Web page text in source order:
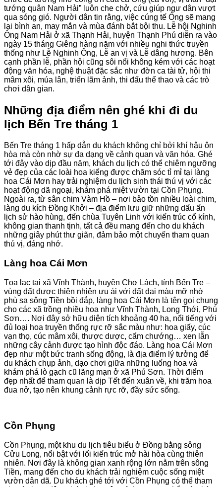
tướng quân Nam Hải” luôn che chở, cứu giúp ngư dân vượt
qua sóng gió. Người dân tin rằng, việc cúng tế Ông sẽ mang
lại bình an, may mắn và mùa đánh bắt bội thu. Lễ hội Nghinh
Ông Nam Hải ở xã Thạnh Hải, huyện Thạnh Phú diễn ra vào
ngày 15 tháng Giêng hàng năm với nhiều nghi thức truyền
thống như Lễ Nghinh Ông, Lễ an vị và Lễ dâng hương. Bên
cạnh phần lễ, phần hội cũng sôi nổi không kém với các hoạt
động văn hóa, nghệ thuật đặc sắc như đờn ca tài tử, hội thi
mâm xôi, múa lân, triển lãm ảnh, thi đấu thể thao và các trò
chơi dân gian.
Những địa điểm nên ghé khi đi du
lịch Bến Tre tháng 1
Bến Tre tháng 1 hấp dẫn du khách không chỉ bởi khí hậu ôn
hòa mà còn nhờ sự đa dạng về cảnh quan và văn hóa. Ghé
tới đây vào dịp đầu năm, khách du lịch có thể chiêm ngưỡng
vẻ đẹp của các loài hoa kiểng được chăm sóc tỉ mỉ tại làng
hoa Cái Mơn hay trải nghiệm du lịch sinh thái thú vị với các
hoạt động dã ngoại, khám phá miệt vườn tại Cồn Phụng.
Ngoài ra, từ sân chim Vàm Hồ – nơi bảo tồn nhiều loài chim,
làng du kích Đồng Khởi – địa điểm lưu giữ những dấu ấn
lịch sử hào hùng, đến chùa Tuyên Linh với kiến trúc cổ kính,
không gian thanh tịnh, tất cả đều mang đến cho du khách
những giây phút thư giãn, đảm bảo một chuyến tham quan
thú vị, đáng nhớ.
Làng hoa Cái Mơn
Tọa lạc tại xã Vĩnh Thành, huyện Chợ Lách, tỉnh Bến Tre –
vùng đất được thiên nhiên ưu ái với đất đai màu mỡ nhờ
phù sa sông Tiền bồi đắp, làng hoa Cái Mơn là tên gọi chung
cho các xã trồng nhiều hoa như Vĩnh Thành, Long Thới, Phú
Sơn…. Nơi đây sở hữu diện tích khoảng 40 ha, nổi tiếng với
đủ loại hoa truyền thống rực rỡ sắc màu như: hoa giấy, cúc
vạn thọ, cúc mâm xôi, thược dược, cẩm chướng… xen lẫn
những cây cảnh được tạo hình độc đáo. Làng hoa Cái Mơn
đẹp như một bức tranh sống động, là địa điểm lý tưởng để
du khách chụp ảnh, dạo chơi giữa những luống hoa và
khám phá lò gạch cũ lãng mạn ở xã Phú Sơn. Thời điểm
đẹp nhất để tham quan là dịp Tết đến xuân về, khi trăm hoa
đua nở, tạo nên khung cảnh rực rỡ, đầy sức sống.
Cồn Phụng
Cồn Phụng, một khu du lịch tiêu biểu ở Đồng bằng sông
Cửu Long, nổi bật với lối kiến trúc mở hài hòa cùng thiên
nhiên. Nơi đây là không gian xanh rộng lớn nằm trên sông
Tiền, mang đến cho du khách trải nghiệm cuộc sống miệt
vườn dân dã. Du khách ghé tới với Cồn Phụng có thể tham